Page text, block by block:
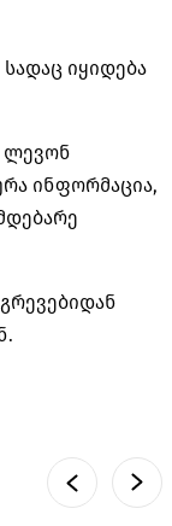
იყიდება
ლევონ
ინფორმაცია,